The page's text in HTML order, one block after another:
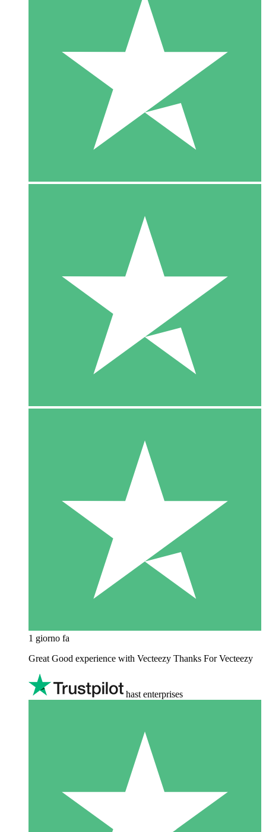
1 giorno fa
Great Good experience with Vecteezy Thanks For Vecteezy
hast enterprises